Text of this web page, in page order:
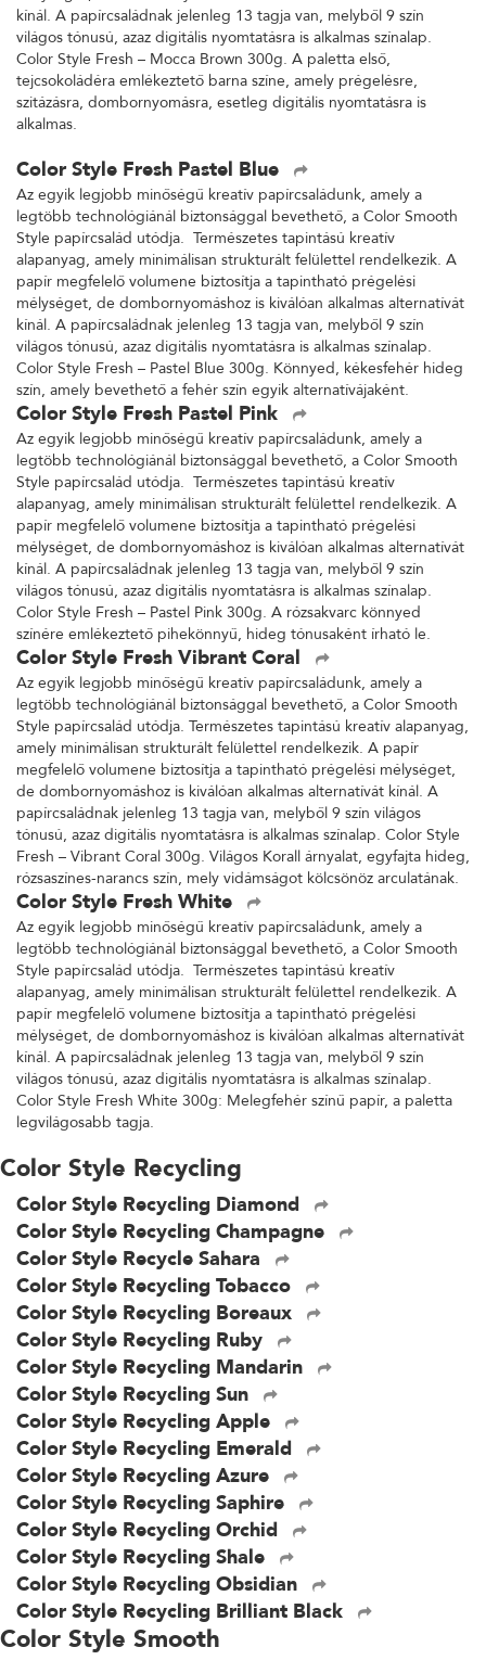
kínál. A papírcsaládnak jelenleg 13 tagja van, melyből 9 szín
világos tónusú, azaz digitális nyomtatásra is alkalmas színalap.
Color Style Fresh – Mocca Brown 300g. A paletta első,
tejcsokoládéra emlékeztető barna színe, amely prégelésre,
szitázásra, dombornyomásra, esetleg digitális nyomtatásra is
alkalmas.
Color Style Fresh Pastel Blue
Az egyik legjobb minőségű kreatív papírcsaládunk, amely a
legtöbb technológiánál biztonsággal bevethető, a Color Smooth
Style papírcsalád utódja. Természetes tapintású kreatív
alapanyag, amely minimálisan strukturált felülettel rendelkezik. A
papír megfelelő volumene biztosítja a tapintható prégelési
mélységet, de dombornyomáshoz is kiválóan alkalmas alternatívát
kínál. A papírcsaládnak jelenleg 13 tagja van, melyből 9 szín
világos tónusú, azaz digitális nyomtatásra is alkalmas színalap.
Color Style Fresh – Pastel Blue 300g. Könnyed, kékesfehér hideg
szín, amely bevethető a fehér szín egyik alternatívájaként.
Color Style Fresh Pastel Pink
Az egyik legjobb minőségű kreatív papírcsaládunk, amely a
legtöbb technológiánál biztonsággal bevethető, a Color Smooth
Style papírcsalád utódja. Természetes tapintású kreatív
alapanyag, amely minimálisan strukturált felülettel rendelkezik. A
papír megfelelő volumene biztosítja a tapintható prégelési
mélységet, de dombornyomáshoz is kiválóan alkalmas alternatívát
kínál. A papírcsaládnak jelenleg 13 tagja van, melyből 9 szín
világos tónusú, azaz digitális nyomtatásra is alkalmas színalap.
Color Style Fresh – Pastel Pink 300g. A rózsakvarc könnyed
színére emlékeztető pihekönnyű, hideg tónusaként írható le.
Color Style Fresh Vibrant Coral
Az egyik legjobb minőségű kreatív papírcsaládunk, amely a
legtöbb technológiánál biztonsággal bevethető, a Color Smooth
Style papírcsalád utódja. Természetes tapintású kreatív alapanyag,
amely minimálisan strukturált felülettel rendelkezik. A papír
megfelelő volumene biztosítja a tapintható prégelési mélységet,
de dombornyomáshoz is kiválóan alkalmas alternatívát kínál. A
papírcsaládnak jelenleg 13 tagja van, melyből 9 szín világos
tónusú, azaz digitális nyomtatásra is alkalmas színalap. Color Style
Fresh – Vibrant Coral 300g. Világos Korall árnyalat, egyfajta hideg,
rózsaszínes-narancs szín, mely vidámságot kölcsönöz arculatának.
Color Style Fresh White
Az egyik legjobb minőségű kreatív papírcsaládunk, amely a
legtöbb technológiánál biztonsággal bevethető, a Color Smooth
Style papírcsalád utódja. Természetes tapintású kreatív
alapanyag, amely minimálisan strukturált felülettel rendelkezik. A
papír megfelelő volumene biztosítja a tapintható prégelési
mélységet, de dombornyomáshoz is kiválóan alkalmas alternatívát
kínál. A papírcsaládnak jelenleg 13 tagja van, melyből 9 szín
világos tónusú, azaz digitális nyomtatásra is alkalmas színalap.
Color Style Fresh White 300g: Melegfehér színű papír, a paletta
legvilágosabb tagja.
Color Style Recycling
Color Style Recycling Diamond
Color Style Recycling Champagne
Color Style Recycle Sahara
Color Style Recycling Tobacco
Color Style Recycling Boreaux
Color Style Recycling Ruby
Color Style Recycling Mandarin
Color Style Recycling Sun
Color Style Recycling Apple
Color Style Recycling Emerald
Color Style Recycling Azure
Color Style Recycling Saphire
Color Style Recycling Orchid
Color Style Recycling Shale
Color Style Recycling Obsidian
Color Style Recycling Brilliant Black
Color Style Smooth